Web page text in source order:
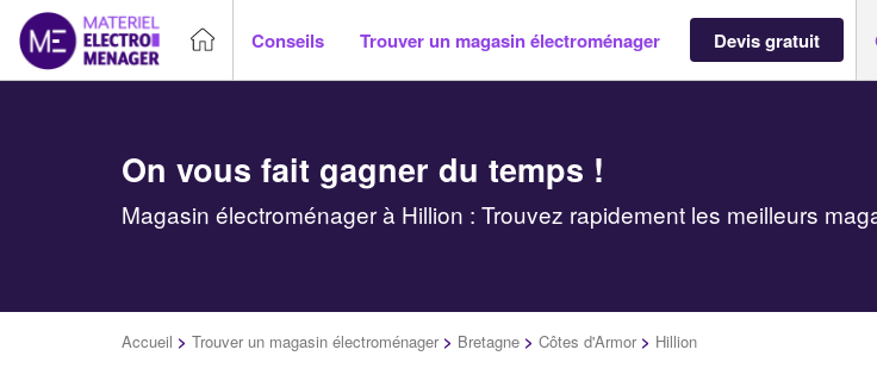
Conseils Trouver un magasin électroménager Devis gratuit
On vous fait gagner du temps !
Magasin électroménager à Hillion : Trouvez rapidement les meilleurs
Accueil > Trouver un magasin électroménager > Bretagne > Côtes d'Armor > Hillion